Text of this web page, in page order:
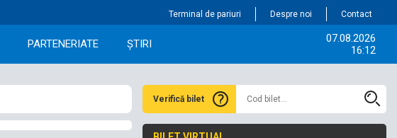
Terminal de pariuri Despre noi Contact
PARTENERIATE ȘTIRI
07.08.2026
16:12
Verifică bilet